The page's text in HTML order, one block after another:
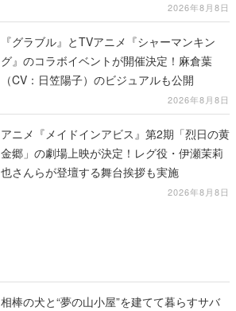
2026年8月8日
『グラブル』とTVアニメ『シャーマンキン
グ』のコラボイベントが開催決定！麻倉葉
（CV：日笠陽子）のビジュアルも公開
2026年8月8日
アニメ『メイドインアビス』第2期「烈日の黄
金郷」の劇場上映が決定！レグ役・伊瀬茉莉
也さんらが登壇する舞台挨拶も実施
2026年8月8日
相棒の犬と“夢の山小屋”を建てて暮らすサバ